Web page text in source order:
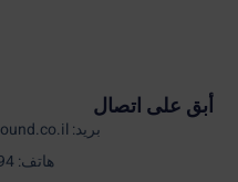
أبق على اتصال
بريد: info@oren-playground.co.il
هاتف: 0505267294